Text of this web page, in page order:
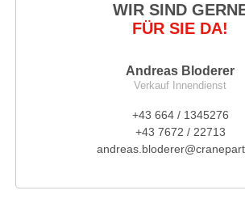
WIR SIND
FÜR SIE DA!
Andreas Bloderer
Verkauf Innendienst
+43 664 / 1345276
+43 7672 / 22713